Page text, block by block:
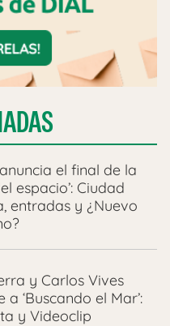
el final de la
espacio’: Ciudad
entradas y ¿Nuevo
y Carlos Vives
‘Buscando el Mar’:
y Videoclip